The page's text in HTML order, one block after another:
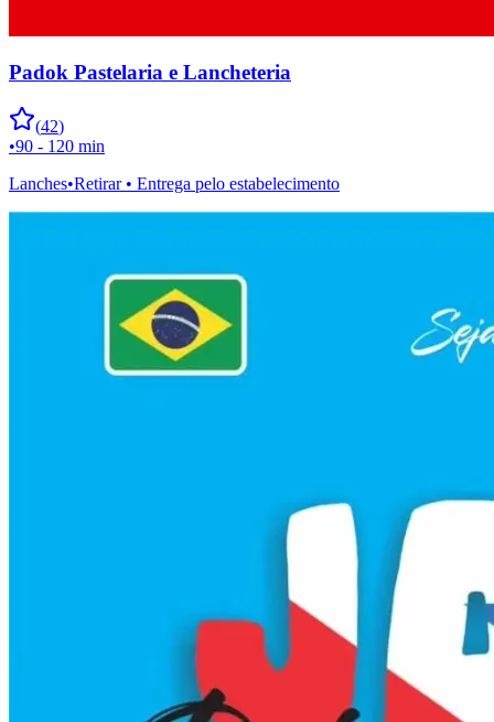
Padok Pastelaria e Lancheteria
(42)
•90 - 120 min
Lanches•Retirar • Entrega pelo estabelecimento